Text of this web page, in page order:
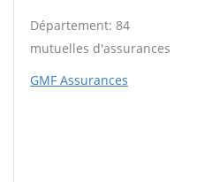
Département: 84
mutuelles d'assurances
GMF Assurances